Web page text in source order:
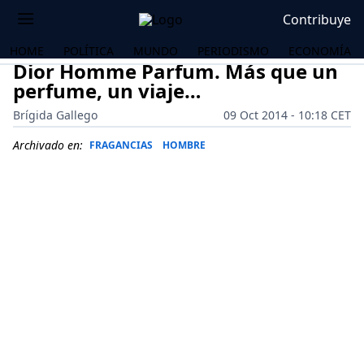
Contribuye
HOME POLÍTICA MUNDO PERIODISMO ECONOMÍA
Dior Homme Parfum. Más que un
perfume, un viaje…
Brígida Gallego
09 Oct 2014 - 10:18 CET
Archivado en: FRAGANCIAS HOMBRE